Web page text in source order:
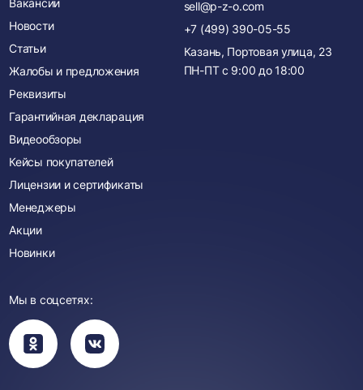
Вакансии
Новости
Статьи
Жалобы и предложения
Реквизиты
Гарантийная декларация
Видеообзоры
Кейсы покупателей
Лицензии и сертификаты
Менеджеры
Акции
Новинки
sell@p-z-o.com
+7 (499) 390-05-55
Казань, Портовая улица, 23
ПН-ПТ с 9:00 до 18:00
Мы в соцсетях:
Вы
перейдете
в
группу
Вы
перейдете
в
группу